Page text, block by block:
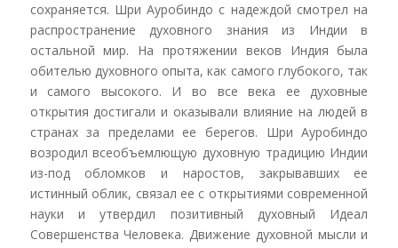
сохраняется. Шри Ауробиндо с надеждой смотрел на
распространение духовного знания из Индии в
остальной мир. На протяжении веков Индия была
обителью духовного опыта, как самого глубокого, так
и самого высокого. И во все века ее духовные
открытия достигали и оказывали влияние на людей в
странах за пределами ее берегов. Шри Ауробиндо
возродил всеобъемлющую духовную традицию Индии
из-под обломков и наростов, закрывавших ее
истинный облик, связал ее с открытиями современной
науки и утвердил позитивный духовный Идеал
Совершенства Человека. Движение духовной мысли и